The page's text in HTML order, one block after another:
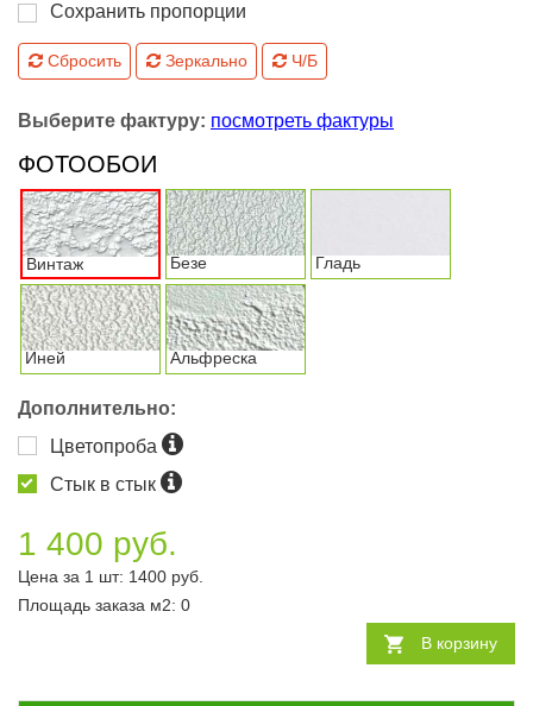
Сохранить пропорции
Сбросить Зеркально Ч/Б
Выберите фактуру: посмотреть фактуры
ФОТООБОИ
Винтаж Безе Гладь
Иней Альфреска
Дополнительно:
Цветопроба
Стык в стык
1 400 руб.
Цена за 1 шт: 1400 руб.
Площадь заказа м2: 0
В корзину